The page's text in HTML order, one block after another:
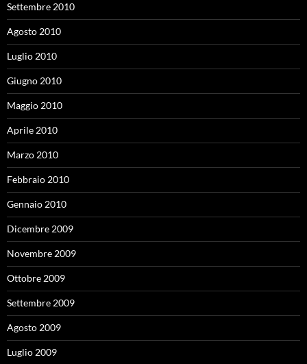
Settembre 2010
Agosto 2010
Luglio 2010
Giugno 2010
Maggio 2010
Aprile 2010
Marzo 2010
Febbraio 2010
Gennaio 2010
Dicembre 2009
Novembre 2009
Ottobre 2009
Settembre 2009
Agosto 2009
Luglio 2009